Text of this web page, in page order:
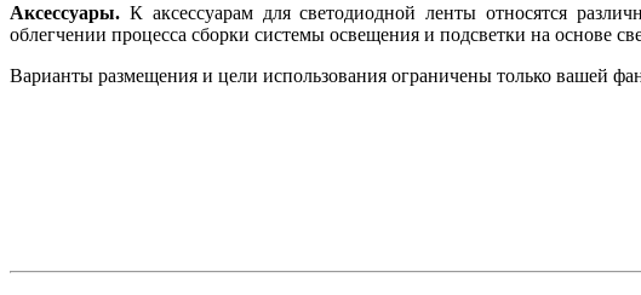
Аксессуары. К аксессуарам для светодиодной ленты относятся
облегчении процесса сборки системы освещения и подсветки на основе
Варианты размещения и цели использования ограничены только вашей